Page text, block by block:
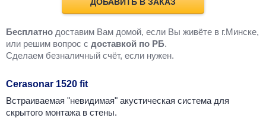
ДОБАВИТЬ В ЗАКАЗ
Бесплатно доставим Вам домой, если Вы живёте в г.Минске,
или решим вопрос с доставкой по РБ.
Cделаем безналичный счёт, если нужен.
Cerasonar 1520 fit
Встраиваемая "невидимая" акустическая система для
скрытого монтажа в стены.